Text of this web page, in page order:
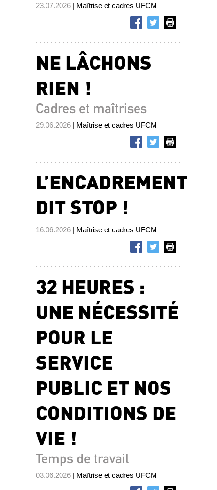
23.07.2026 | Maîtrise et cadres UFCM
NE LÂCHONS
RIEN !
Cadres et maîtrises
29.06.2026 | Maîtrise et cadres UFCM
L’ENCADREMENT
DIT STOP !
16.06.2026 | Maîtrise et cadres UFCM
32 HEURES :
UNE NÉCESSITÉ
POUR LE
SERVICE
PUBLIC ET NOS
CONDITIONS DE
VIE !
Temps de travail
03.06.2026 | Maîtrise et cadres UFCM